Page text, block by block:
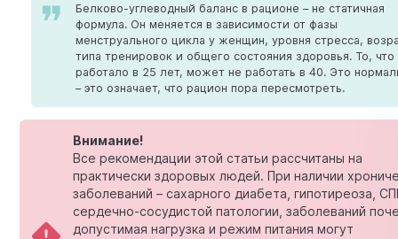
Белково-углеводный баланс в рационе – не статичная
формула. Он меняется в зависимости от фазы
менструального цикла у женщин, уровня стресса,
типа тренировок и общего состояния здоровья. То, что
работало в 25 лет, может не работать в 40. Это
– это означает, что рацион пора пересмотреть.
Внимание!
Все рекомендации этой статьи рассчитаны на
практически здоровых людей. При наличии
заболеваний – сахарного диабета, гипотиреоза,
сердечно-сосудистой патологии, заболеваний
допустимая нагрузка и режим питания могут